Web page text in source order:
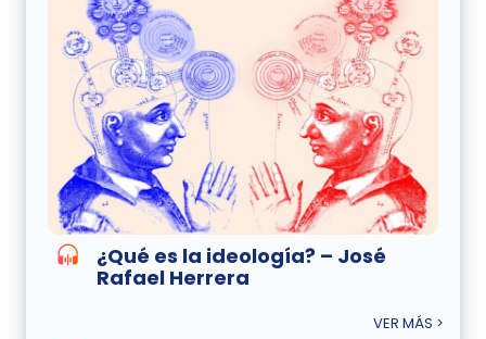
¿Qué es la ideología? – José
Rafael Herrera
VER MÁS >